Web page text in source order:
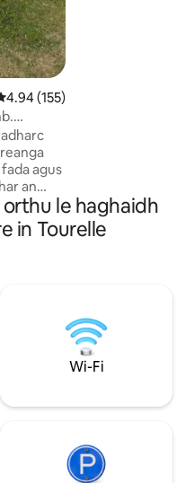
4.94 as 5, 155
4.94 (155)
agus
an
la
le haghaidh
in Tourelle
Wi-Fi